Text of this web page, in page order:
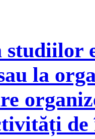
studiilor
la
de